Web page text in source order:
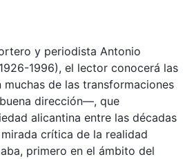
y periodista Antonio
1996), el lector conocerá las
de las transformaciones
dirección—, que
alicantina entre las décadas
crítica de la realidad
primero en el ámbito del